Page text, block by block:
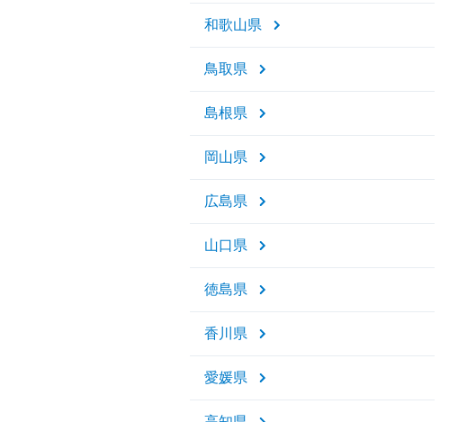
和歌山県
鳥取県
島根県
岡山県
広島県
山口県
徳島県
香川県
愛媛県